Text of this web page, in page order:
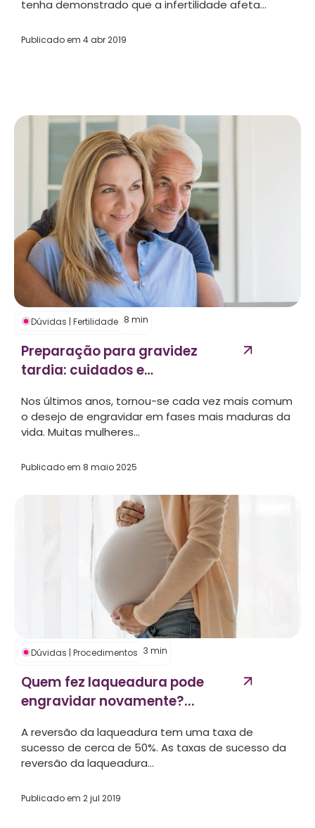
tenha demonstrado que a infertilidade afeta...
Publicado em 4 abr 2019
Dúvidas | Fertilidade 8 min
Preparação para gravidez
tardia: cuidados e
Nos últimos anos, tornou-se cada vez mais comum
o desejo de engravidar em fases mais maduras da
vida. Muitas mulheres...
Publicado em 8 maio 2025
Dúvidas Procedimentos 3 min
Quem fez laqueadura pode
engravidar novamente?...
A reversão da laqueadura tem uma taxa de
sucesso de cerca de 50%. As taxas de sucesso da
reversão da laqueadura...
Publicado em 2 jul 2019